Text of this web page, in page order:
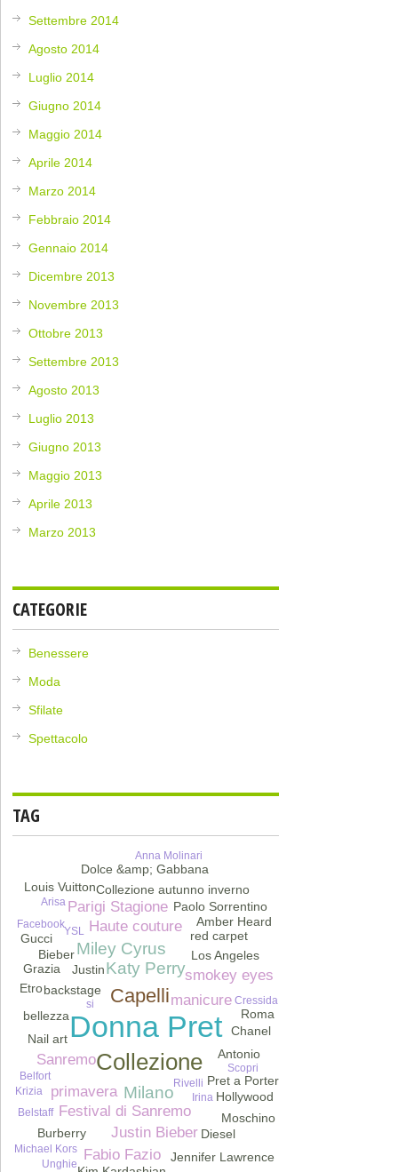
Settembre 2014
Agosto 2014
Luglio 2014
Giugno 2014
Maggio 2014
Aprile 2014
Marzo 2014
Febbraio 2014
Gennaio 2014
Dicembre 2013
Novembre 2013
Ottobre 2013
Settembre 2013
Agosto 2013
Luglio 2013
Giugno 2013
Maggio 2013
Aprile 2013
Marzo 2013
CATEGORIE
Benessere
Moda
Sfilate
Spettacolo
TAG
Donna Pret
Collezione
Capelli
Milano
Katy Perry
Miley Cyrus
Haute couture
manicure
Festival di Sanremo
primavera
Justin Bieber
Sanremo
Fabio Fazio
Parigi Stagione
smokey eyes
backstage
red carpet
Justin
Pret a Porter
Los Angeles
Antonio
bellezza
Chanel
Collezione autunno inverno
Hollywood
Jennifer Lawrence
Paolo Sorrentino
Amber Heard
Burberry
Dolce &amp; Gabbana
Moschino
Nail art
Bieber
Diesel
Etro
Grazia
Gucci
Louis Vuitton
Roma
Belfort
Scopri
si
Unghie
YSL
Arisa
Belstaff
Cressida
Facebook
Irina
Krizia
Michael Kors
Rivelli
Anna Molinari